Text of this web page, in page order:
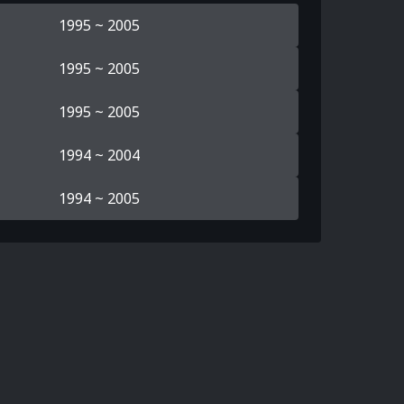
1995 ~ 2005
1995 ~ 2005
1995 ~ 2005
1994 ~ 2004
1994 ~ 2005